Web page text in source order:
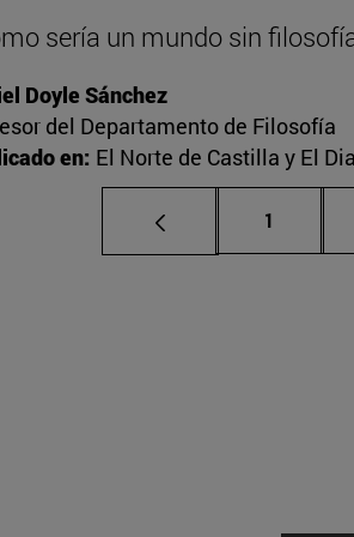
sería un mundo sin
Doyle Sánchez
del Departamento de Filosofía
en: El Norte de Castilla y El
Página
1